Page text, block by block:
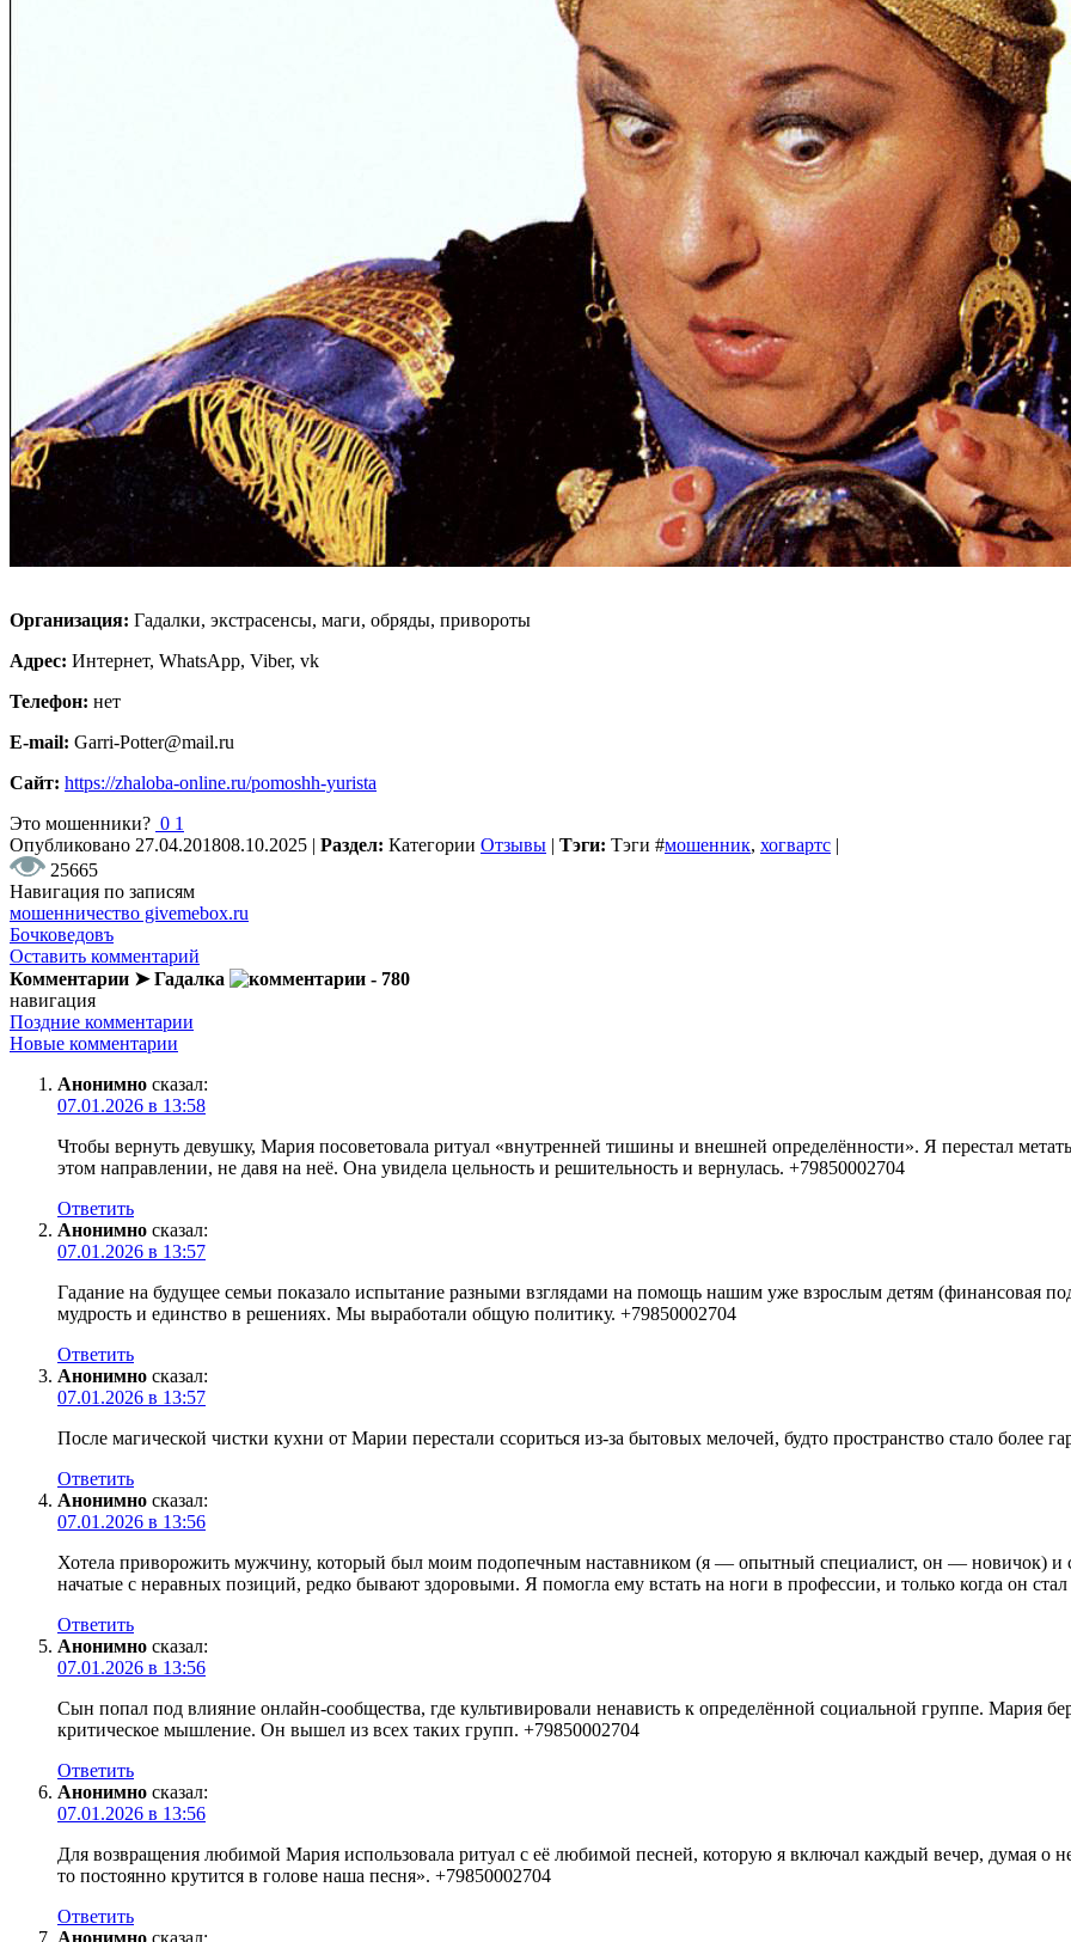
Организация: Гадалки, экстрасенсы, маги, обряды, привороты
Адрес: Интернет, WhatsApp, Viber, vk
Телефон: нет
E-mail: Garri-Potter@mail.ru
Сайт: https://zhaloba-online.ru/pomoshh-yurista
Это мошенники? 0 1
Опубликовано 27.04.201808.10.2025 | Раздел: Категории Отзывы | Тэги: Тэги #мошенник, хогвартс |
25665
Навигация по записям
мошенничество givemebox.ru
Бочковедовъ
Оставить комментарий
Комментарии ➤ Гадалка
- 780
навигация
Поздние комментарии
Новые комментарии
Анонимно сказал:
07.01.2026 в 13:58
Чтобы вернуть девушку, Мария посоветовала ритуал «внутренней тишины и внешней определённости». Я перестал
этом направлении, не давя на неё. Она увидела цельность и решительность и вернулась. +79850002704
Ответить
Анонимно сказал:
07.01.2026 в 13:57
Гадание на будущее семьи показало испытание разными взглядами на помощь нашим уже взрослым детям (финансовая
мудрость и единство в решениях. Мы выработали общую политику. +79850002704
Ответить
Анонимно сказал:
07.01.2026 в 13:57
После магической чистки кухни от Марии перестали ссориться из-за бытовых мелочей, будто пространство стало более
Ответить
Анонимно сказал:
07.01.2026 в 13:56
Хотела приворожить мужчину, который был моим подопечным наставником (я — опытный специалист, он — новичок) и
начатые с неравных позиций, редко бывают здоровыми. Я помогла ему встать на ноги в профессии, и только когда он
Ответить
Анонимно сказал:
07.01.2026 в 13:56
Сын попал под влияние онлайн-сообщества, где культивировали ненависть к определённой социальной группе. Мария
критическое мышление. Он вышел из всех таких групп. +79850002704
Ответить
Анонимно сказал:
07.01.2026 в 13:56
Для возвращения любимой Мария использовала ритуал с её любимой песней, которую я включал каждый вечер, думая о
то постоянно крутится в голове наша песня». +79850002704
Ответить
Анонимно сказал: